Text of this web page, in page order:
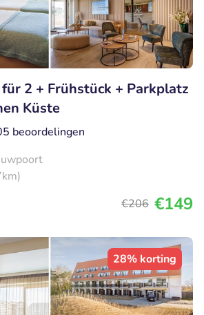
2 + Frühstück + Parkplatz
Küste
beoordelingen
€206 €149
28% korting